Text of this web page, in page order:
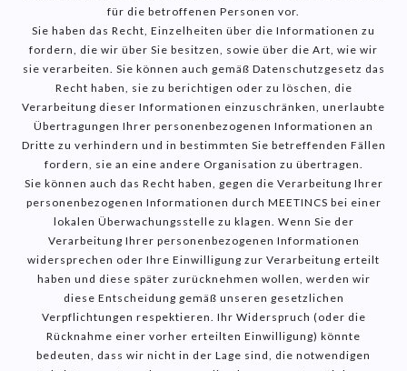
für die betroffenen Personen vor.
Sie haben das Recht, Einzelheiten über die Informationen zu
fordern, die wir über Sie besitzen, sowie über die Art, wie wir
sie verarbeiten. Sie können auch gemäß Datenschutzgesetz das
Recht haben, sie zu berichtigen oder zu löschen, die
Verarbeitung dieser Informationen einzuschränken, unerlaubte
Übertragungen Ihrer personenbezogenen Informationen an
Dritte zu verhindern und in bestimmten Sie betreffenden Fällen
fordern, sie an eine andere Organisation zu übertragen.
Sie können auch das Recht haben, gegen die Verarbeitung Ihrer
personenbezogenen Informationen durch MEETINCS bei einer
lokalen Überwachungsstelle zu klagen. Wenn Sie der
Verarbeitung Ihrer personenbezogenen Informationen
widersprechen oder Ihre Einwilligung zur Verarbeitung erteilt
haben und diese später zurücknehmen wollen, werden wir
diese Entscheidung gemäß unseren gesetzlichen
Verpflichtungen respektieren. Ihr Widerspruch (oder die
Rücknahme einer vorher erteilten Einwilligung) könnte
bedeuten, dass wir nicht in der Lage sind, die notwendigen